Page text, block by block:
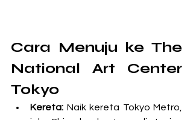
Cara Menuju ke The
National Art Center
Tokyo
Kereta: Naik kereta Tokyo Metro,